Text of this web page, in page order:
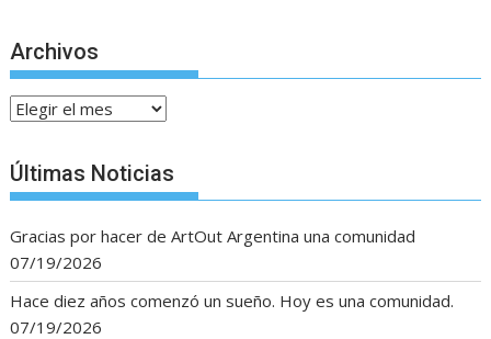
Archivos
Archivos
Últimas Noticias
Gracias por hacer de ArtOut Argentina una comunidad
07/19/2026
Hace diez años comenzó un sueño. Hoy es una comunidad.
07/19/2026